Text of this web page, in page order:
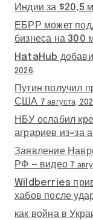
Индии за $20,5
ЕБРР может
бизнеса на 300
HataHub
2026
Путин получил
США 7 августа,
НБУ ослабил
аграриев из-за
Заявление
РФ — видео 7
Wildberries
хабов после
как война в